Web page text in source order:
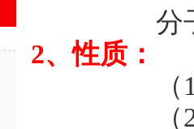
分
2、性质：